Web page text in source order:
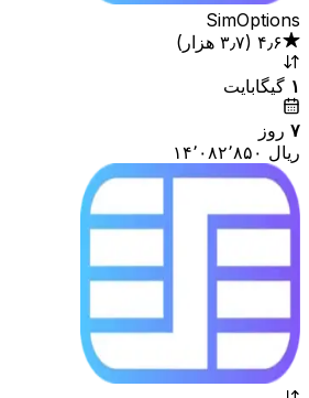
SimOptions
۴٫۶ (۳٫۷ هزار
)
۱ گیگابایت
۷ روز